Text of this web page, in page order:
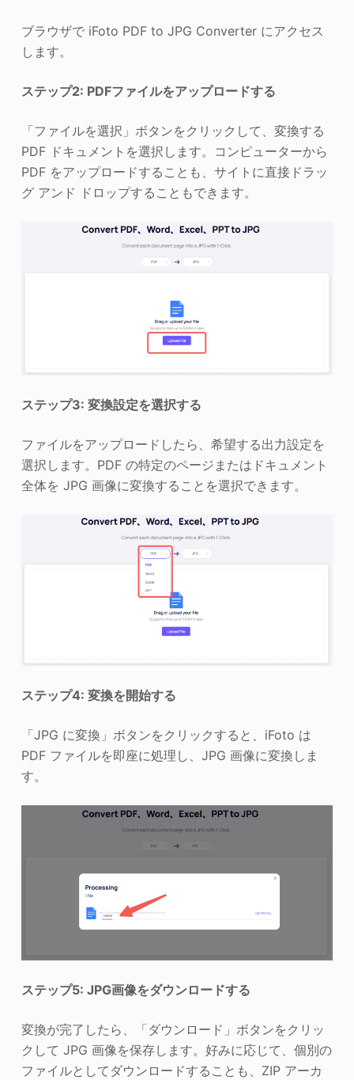
ブラウザで iFoto PDF to JPG Converter にアクセス
します。
ステップ2: PDFファイルをアップロードする
「ファイルを選択」ボタンをクリックして、変換する
PDF ドキュメントを選択します。コンピューターから
PDF をアップロードすることも、サイトに直接ドラッ
グ アンド ドロップすることもできます。
ステップ3: 変換設定を選択する
ファイルをアップロードしたら、希望する出力設定を
選択します。PDF の特定のページまたはドキュメント
全体を JPG 画像に変換することを選択できます。
ステップ4: 変換を開始する
「JPG に変換」ボタンをクリックすると、iFoto は
PDF ファイルを即座に処理し、JPG 画像に変換しま
す。
ステップ5: JPG画像をダウンロードする
変換が完了したら、「ダウンロード」ボタンをクリッ
クして JPG 画像を保存します。好みに応じて、個別の
ファイルとしてダウンロードすることも、ZIP アーカ